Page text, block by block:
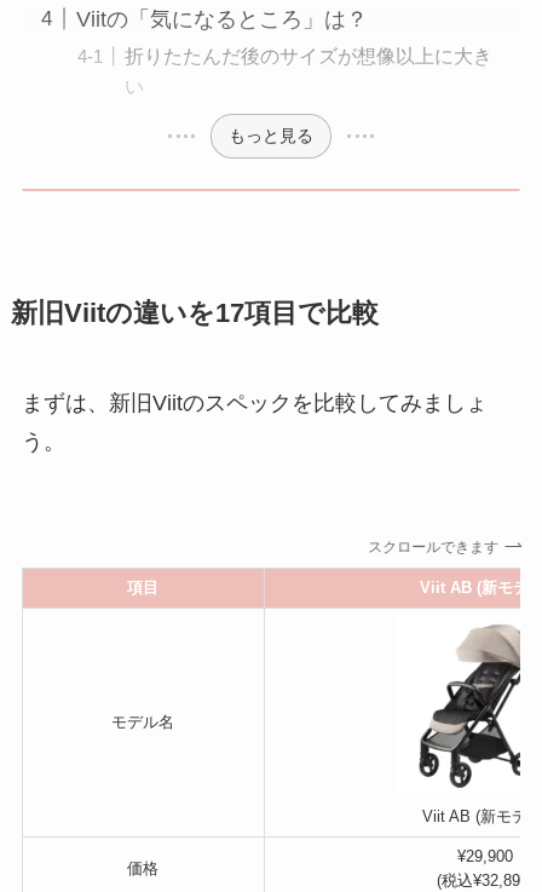
Viitの「気になるところ」は？
折りたたんだ後のサイズが想像以上に大き
い
もっと見る
新旧Viitの違いを17項目で比較
まずは、新旧Viitのスペックを比較してみましょ
う。
スクロールできます
項目 Viit AB (新モデ
モデル名
Viit AB (新モデ
価格
¥29,900
(税込¥32,890)